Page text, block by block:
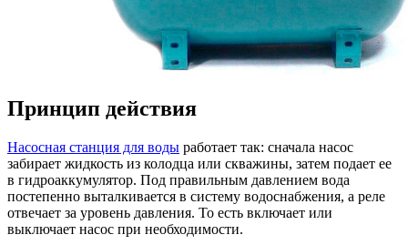
Принцип действия
Насосная станция для воды работает так: сначала насос
забирает жидкость из колодца или скважины, затем подает ее
в гидроаккумулятор. Под правильным давлением вода
постепенно выталкивается в систему водоснабжения, а реле
отвечает за уровень давления. То есть включает или
выключает насос при необходимости.